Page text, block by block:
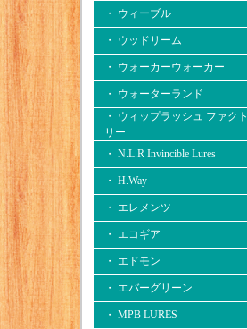
・ ウィーブル
・ ウッドリーム
・ ウォーカーウォーカー
・ ウォーターランド
・ ウィップラッシュ ファクト
リー
・ N.L.R Invincible Lures
・ H.Way
・ エレメンツ
・ エコギア
・ エドモン
・ エバーグリーン
・ MPB LURES